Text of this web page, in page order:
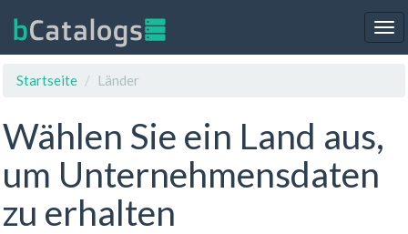
Startseite
Länder
Wählen Sie ein Land aus,
um Unternehmensdaten
zu erhalten